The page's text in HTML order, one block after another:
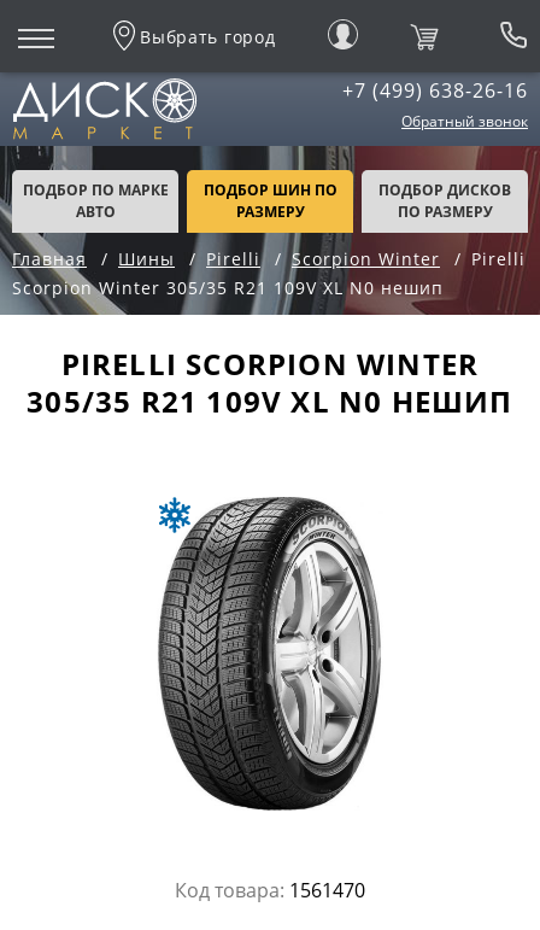
Выбрать город
+7 (499) 638-26-16
Обратный звонок
ПОДБОР ПО МАРКЕ
АВТО
ПОДБОР ШИН ПО
РАЗМЕРУ
ПОДБОР ДИСКОВ
ПО РАЗМЕРУ
Главная Шины Pirelli Scorpion Winter
Pirelli
Scorpion Winter 305/35 R21 109V XL N0 нешип
PIRELLI SCORPION WINTER
305/35 R21 109V XL N0 НЕШИП
Код товара: 1561470